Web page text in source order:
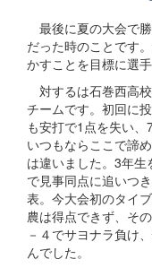
最後に夏の大会で
だった時のことです
かすことを目標に選
対するは石巻西高
チームです。初回に
も安打で1点を失い、
いつもならここで諦
は違いました。3年
で見事同点に追いつ
表。今大会初のタイ
農は得点できず、そ
－４でサヨナラ負け
んでした。